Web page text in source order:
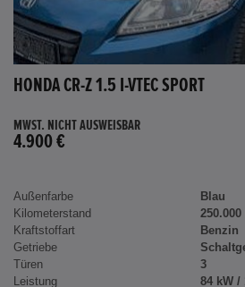
HONDA CR-Z 1.5 I-VTEC SPORT
MWST. NICHT AUSWEISBAR
4.900 €
Außenfarbe
Blau
Kilometerstand
250.000
Kraftstoffart
Benzin
Getriebe
Türen
3
Leistung
84 kW /